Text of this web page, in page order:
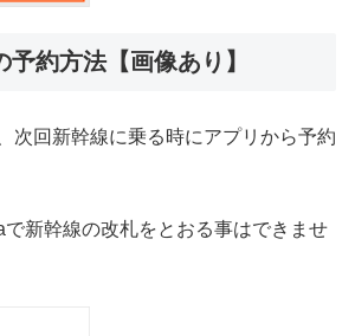
予約方法【画像あり】
次回新幹線に乗る時にアプリから予約
新幹線の改札をとおる事はできませ